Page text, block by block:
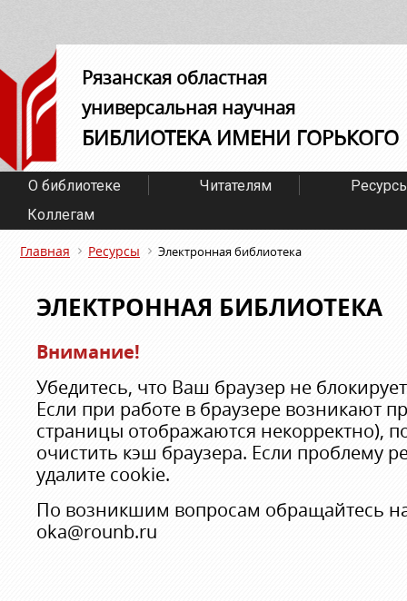
Рязанская областная
универсальная научная
БИБЛИОТЕКА ИМЕНИ ГОРЬКОГО
О библиотеке Читателям
Коллегам
Главная Ресурсы Электронная библиотека
ЭЛЕКТРОННАЯ БИБЛИОТЕКА
Внимание!
Убедитесь, что Ваш браузер не
Если при работе в браузере возникают
страницы отображаются некорректно),
очистить кэш браузера. Если проблему
удалите cookie.
По возникшим вопросам обращайтесь
oka@rounb.ru